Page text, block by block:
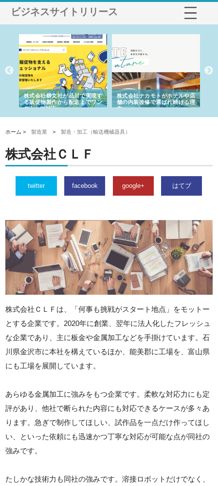
ビジネスサイトリリース
株式会社耕文社が品川で実現す
る販促物製作から配送までワン
ストップ対応
株式会社ナカモトがホテルや店
舗の内装改修で選ばれ続ける理
由
ホーム >製造業 >製造・加工（輸送機械器具）
株式会社ＣＬＦ
twitter facebook google+ はてブ
株式会社ＣＬＦは、「何事も挑戦がスタート地点」をモットー
とする企業です。2020年に創業、翌年に法人化したフレッシュ
な企業であり、主に板金や金属加工などを手掛けています。石
川県金沢市に本社を構えているほか、能美郡に工場を、富山県
にも工場を展開しています。
あらゆる金属加工に強みをもつ企業です。柔軟な対応力にも定
評があり、他社で断られた内容にも対応できるケースが多々あ
ります。急ぎで制作してほしい、試作品を一点だけ作ってほし
い、といった依頼にも迅速かつ丁寧な対応が可能な点が同社の
強みです。
たしかな技術力も同社の強みです。溶接ロボットだけでなく、